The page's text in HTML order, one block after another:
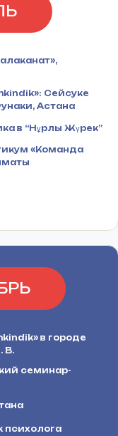
Сейсуке
Астана
в “Нұрлы Жүрек”
«Команда
в городе
В.
семинар-
психолога